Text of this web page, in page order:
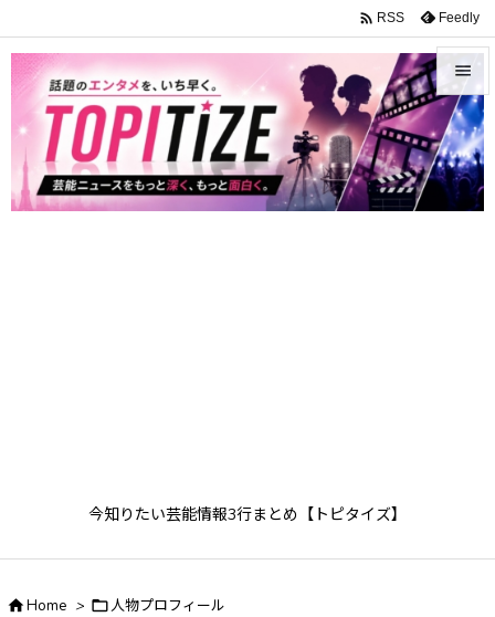
今知りたい芸能情報3行まとめ【トピタイズ】


メニュ

サイド
 RSS Feedly
Home > 人物プロフィール